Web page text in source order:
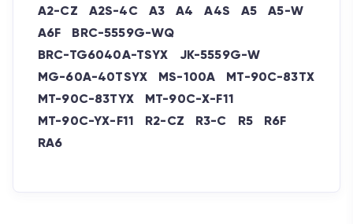
A2-CZ
A2S-4C A3 A4 A4S A5
A5-W
A6F
BRC-5559G-WQ
BRC-TG6040A-TSYX
JK-5559G-W
MG-60A-40TSYX
MS-100A
MT-90C-83TX
MT-90C-83TYX
MT-90C-X-F11
MT-90C-YX-F11
R2-CZ R3-C R5
R6F
RA6